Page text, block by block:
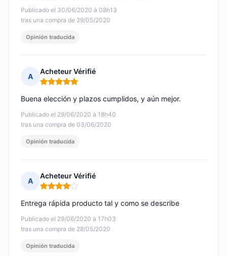
Publicado el 30/06/2020 à 08h13
tras una compra de 29/05/2020
Opinión traducida
A
Acheteur Vérifié
Nota: 5 de 5
Publicado el 29/06/2020 à 18h40
tras una compra de 03/06/2020
Buena elección y plazos cumplidos, y aún mejor.
Opinión traducida
A
Acheteur Vérifié
Nota: 4 de 5
Publicado el 29/06/2020 à 17h03
tras una compra de 28/05/2020
Entrega rápida producto tal y como se describe
Opinión traducida